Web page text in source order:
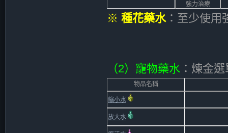
強力治療
※ 種花藥水：至少使用
（2）寵物藥水 ：煉金
物品名稱
縮小水
放大水